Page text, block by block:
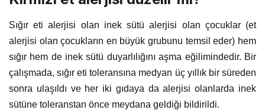
Sığır eti alerjisi olan inek sütü alerjisi olan çocuklar (et
alerjisi olan çocukların en büyük grubunu temsil eder) hem
sığır hem de inek sütü duyarlılığını aşma eğilimindedir. Bir
çalışmada, sığır eti toleransına medyan üç yıllık bir süreden
sonra ulaşıldı ve her iki gıdaya da alerjisi olanlarda inek
sütüne toleranstan önce meydana geldiği bildirildi.